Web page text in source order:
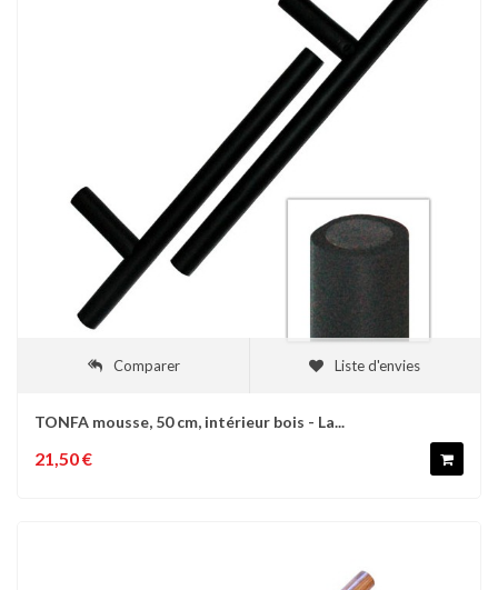
Comparer Liste d'envies
TONFA mousse, 50 cm, intérieur bois - La...
21,50 €